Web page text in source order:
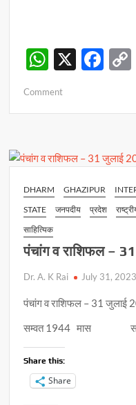
W
h
at
A
p
p
X
F
o
k
Commenton
खिलाड़ी
चैंपियनशिप
के
चयनित
DHARM GHAZIPUR
STATE
जनपदीय प्रदेश
साहित्यिक
पंचांग व राशिफल –
Dr. A. K Rai July 31, 2023
पंचांग व राशिफल – 31
सम्वत 1944 मास
Share this:
Share